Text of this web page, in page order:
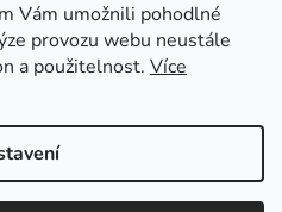
Vám umožnili pohodlné
provozu webu neustále
a použitelnost. Více
. Všechna práva